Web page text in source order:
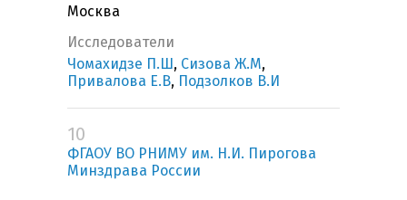
Москва
Исследователи
Чомахидзе П.Ш , Сизова Ж.М,
Привалова Е.В, Подзолков В.И
10
ФГАОУ ВО РНИМУ им. Н.И. Пирогова
Минздрава России